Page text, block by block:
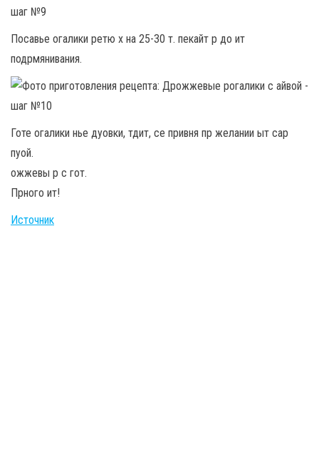
Посавье огалики ретю х на 25-30 т. пекайт р до ит
подрмянивания.
Готе огалики нье дуовки, тдит, се привня пр желании ыт сар
пуой.
ожжевы р с гот.
Прного ит!
Источник